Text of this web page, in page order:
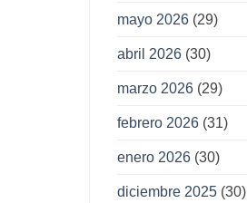
mayo 2026(29)
abril 2026(30)
marzo 2026(29)
febrero 2026(31)
enero 2026(30)
diciembre 2025(30)